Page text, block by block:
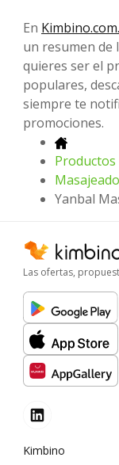
En
un resumen de
quieres ser el
populares,
siempre te
promociones.
Productos
Yanbal
Las ofertas,
Kimbino